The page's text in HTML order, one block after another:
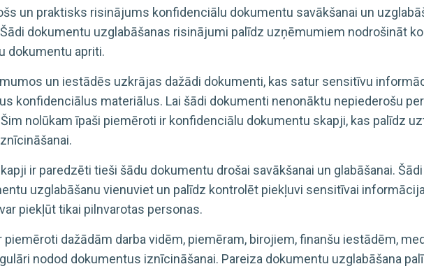
un praktisks risinājums konfidenciālu dokumentu savākšanai un
dokumentu uzglabāšanas risinājumi palīdz uzņēmumiem nodrošināt
dokumentu apriti.
un iestādēs uzkrājas dažādi dokumenti, kas satur sensitīvu
konfidenciālus materiālus. Lai šādi dokumenti nenonāktu nepiederošu
nolūkam īpaši piemēroti ir konfidenciālu dokumentu skapji, kas palīdz
ir paredzēti tieši šādu dokumentu drošai savākšanai un glabāšanai.
uzglabāšanu vienuviet un palīdz kontrolēt piekļuvi sensitīvai
piekļūt tikai pilnvarotas personas.
dažādām darba vidēm, piemēram, birojiem, finanšu iestādēm,
nodod dokumentus iznīcināšanai. Pareiza dokumentu uzglabāšana